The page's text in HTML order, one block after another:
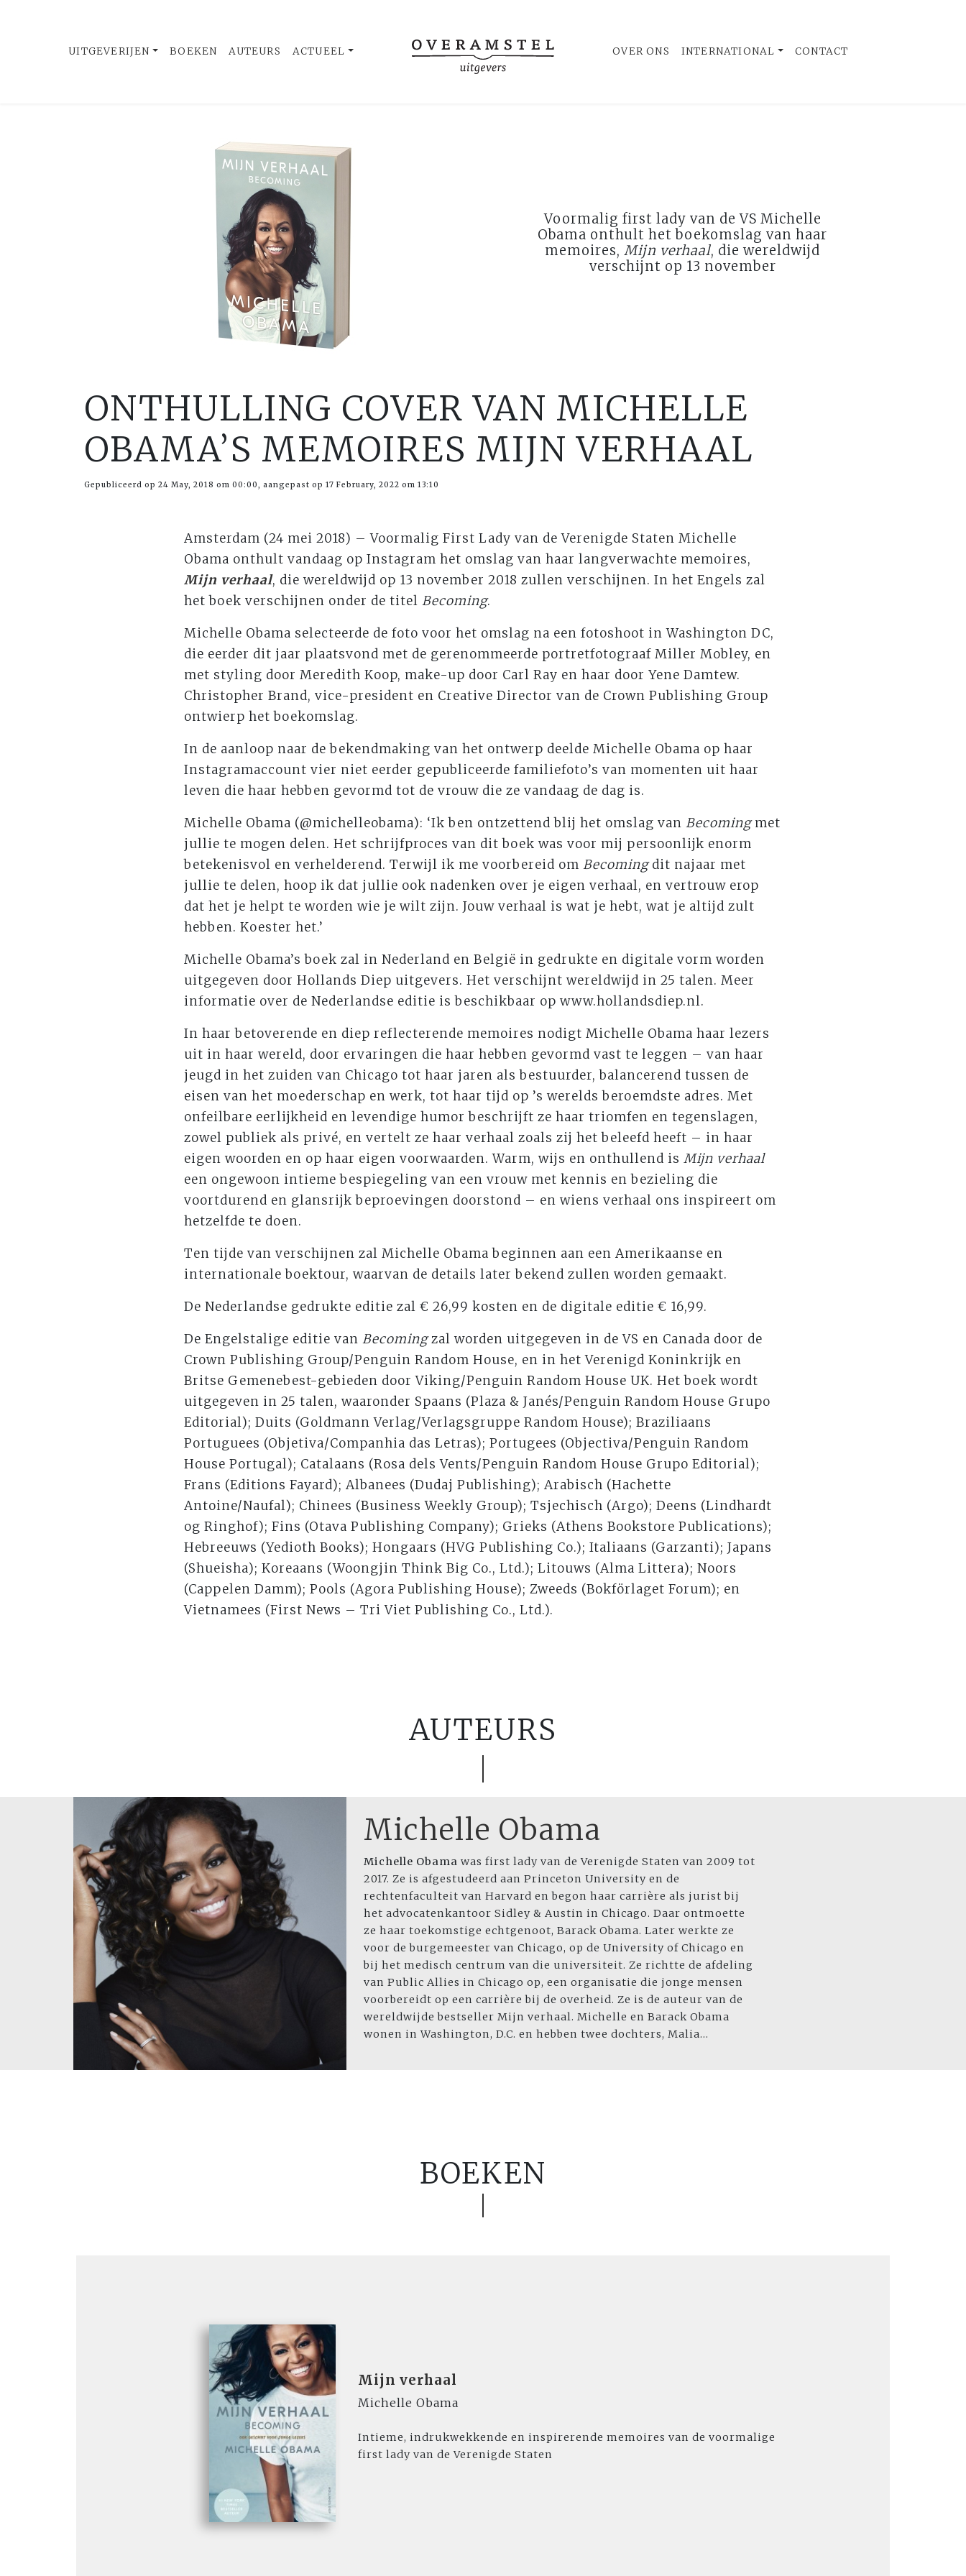
UITGEVERIJEN BOEKEN AUTEURS ACTUEEL OVER ONS INTERNATIONAL CONTACT
Voormalig first lady van de VS Michelle
Obama onthult het boekomslag van haar
memoires, Mijn verhaal, die wereldwijd
verschijnt op 13 november
ONTHULLING COVER VAN MICHELLE
OBAMA’S MEMOIRES MIJN VERHAAL
Gepubliceerd op 24 May, 2018 om 00:00, aangepast op 17 February, 2022 om 13:10
Amsterdam (24 mei 2018) – Voormalig First Lady van de Verenigde Staten Michelle
Obama onthult vandaag op Instagram het omslag van haar langverwachte memoires,
Mijn verhaal, die wereldwijd op 13 november 2018 zullen verschijnen. In het Engels zal
het boek verschijnen onder de titel Becoming.
Michelle Obama selecteerde de foto voor het omslag na een fotoshoot in Washington DC,
die eerder dit jaar plaatsvond met de gerenommeerde portretfotograaf Miller Mobley, en
met styling door Meredith Koop, make-up door Carl Ray en haar door Yene Damtew.
Christopher Brand, vice-president en Creative Director van de Crown Publishing Group
ontwierp het boekomslag.
In de aanloop naar de bekendmaking van het ontwerp deelde Michelle Obama op haar
Instagramaccount vier niet eerder gepubliceerde familiefoto’s van momenten uit haar
leven die haar hebben gevormd tot de vrouw die ze vandaag de dag is.
Michelle Obama (@michelleobama): ‘Ik ben ontzettend blij het omslag van Becomingmet
jullie te mogen delen. Het schrijfproces van dit boek was voor mij persoonlijk enorm
betekenisvol en verhelderend. Terwijl ik me voorbereid om Becomingdit najaar met
jullie te delen, hoop ik dat jullie ook nadenken over je eigen verhaal, en vertrouw erop
dat het je helpt te worden wie je wilt zijn. Jouw verhaal is wat je hebt, wat je altijd zult
hebben. Koester het.’
Michelle Obama’s boek zal in Nederland en België in gedrukte en digitale vorm worden
uitgegeven door Hollands Diep uitgevers. Het verschijnt wereldwijd in 25 talen. Meer
informatie over de Nederlandse editie is beschikbaar op www.hollandsdiep.nl.
In haar betoverende en diep reflecterende memoires nodigt Michelle Obama haar lezers
uit in haar wereld, door ervaringen die haar hebben gevormd vast te leggen – van haar
jeugd in het zuiden van Chicago tot haar jaren als bestuurder, balancerend tussen de
eisen van het moederschap en werk, tot haar tijd op ’s werelds beroemdste adres. Met
onfeilbare eerlijkheid en levendige humor beschrijft ze haar triomfen en tegenslagen,
zowel publiek als privé, en vertelt ze haar verhaal zoals zij het beleefd heeft – in haar
eigen woorden en op haar eigen voorwaarden. Warm, wijs en onthullend is Mijn verhaal
een ongewoon intieme bespiegeling van een vrouw met kennis en bezieling die
voortdurend en glansrijk beproevingen doorstond – en wiens verhaal ons inspireert om
hetzelfde te doen.
Ten tijde van verschijnen zal Michelle Obama beginnen aan een Amerikaanse en
internationale boektour, waarvan de details later bekend zullen worden gemaakt.
De Nederlandse gedrukte editie zal € 26,99 kosten en de digitale editie € 16,99.
De Engelstalige editie van Becomingzal worden uitgegeven in de VS en Canada door de
Crown Publishing Group/Penguin Random House, en in het Verenigd Koninkrijk en
Britse Gemenebest-gebieden door Viking/Penguin Random House UK. Het boek wordt
uitgegeven in 25 talen, waaronder Spaans (Plaza & Janés/Penguin Random House Grupo
Editorial); Duits (Goldmann Verlag/Verlagsgruppe Random House); Braziliaans
Portuguees (Objetiva/Companhia das Letras); Portugees (Objectiva/Penguin Random
House Portugal); Catalaans (Rosa dels Vents/Penguin Random House Grupo Editorial);
Frans (Editions Fayard); Albanees (Dudaj Publishing); Arabisch (Hachette
Antoine/Naufal); Chinees (Business Weekly Group); Tsjechisch (Argo); Deens (Lindhardt
og Ringhof); Fins (Otava Publishing Company); Grieks (Athens Bookstore Publications);
Hebreeuws (Yedioth Books); Hongaars (HVG Publishing Co.); Italiaans (Garzanti); Japans
(Shueisha); Koreaans (Woongjin Think Big Co., Ltd.); Litouws (Alma Littera); Noors
(Cappelen Damm); Pools (Agora Publishing House); Zweeds (Bokförlaget Forum); en
Vietnamees (First News – Tri Viet Publishing Co., Ltd.).
AUTEURS
Michelle Obama
Michelle Obama was first lady van de Verenigde Staten van 2009 tot
2017. Ze is afgestudeerd aan Princeton University en de
rechtenfaculteit van Harvard en begon haar carrière als jurist bij
het advocatenkantoor Sidley & Austin in Chicago. Daar ontmoette
ze haar toekomstige echtgenoot, Barack Obama. Later werkte ze
voor de burgemeester van Chicago, op de University of Chicago en
bij het medisch centrum van die universiteit. Ze richtte de afdeling
van Public Allies in Chicago op, een organisatie die jonge mensen
voorbereidt op een carrière bij de overheid. Ze is de auteur van de
wereldwijde bestseller Mijn verhaal. Michelle en Barack Obama
wonen in Washington, D.C. en hebben twee dochters, Malia...
BOEKEN
Mijn verhaal
Michelle Obama
Intieme, indrukwekkende en inspirerende memoires van de voormalige
first lady van de Verenigde Staten